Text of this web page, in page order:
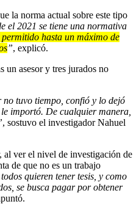
la norma actual sobre este tipo
el 2021 se tiene una normativa
permitido hasta un máximo de
”, explicó.
un asesor y tres jurados no
no tuvo tiempo, confió y lo dejó
importó. De cualquier manera,
, sostuvo el investigador Nahuel
al ver el nivel de investigación de
de que no es un trabajo
quieren tener tesis, y como
se busca pagar por obtener